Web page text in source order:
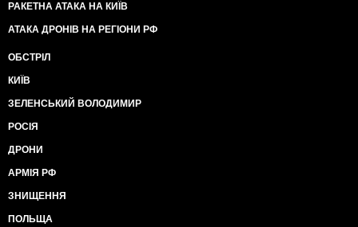
РАКЕТНА АТАКА НА КИЇВ
АТАКА ДРОНІВ НА РЕГІОНИ РФ
ОБСТРІЛ
КИЇВ
ЗЕЛЕНСЬКИЙ ВОЛОДИМИР
РОСІЯ
ДРОНИ
АРМІЯ РФ
ЗНИЩЕННЯ
ПОЛЬЩА